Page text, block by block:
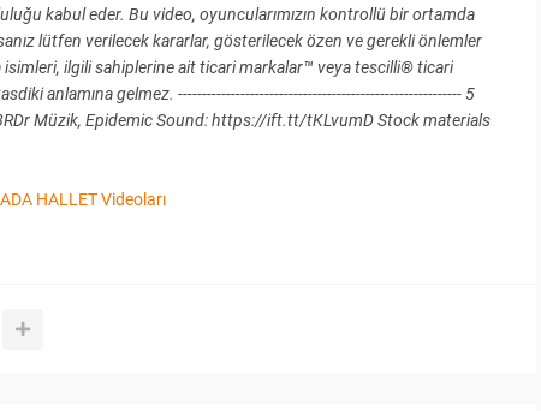
kabul eder. Bu video, oyuncularımızın kontrollü bir ortamda
lütfen verilecek kararlar, gösterilecek özen ve gerekli önlemler
ilgili sahiplerine ait ticari markalar™ veya tescilli® ticari
anlamına gelmez. ----------------------------------------------------------- 5
Müzik, Epidemic Sound: https://ift.tt/tKLvumD Stock materials
HALLET Videoları